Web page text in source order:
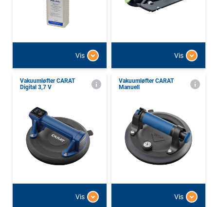
Vis Vis
Vakuumløfter CARAT
Digital 3,7 V
Vis
Vakuumløfter CARAT
Manuell
Vis